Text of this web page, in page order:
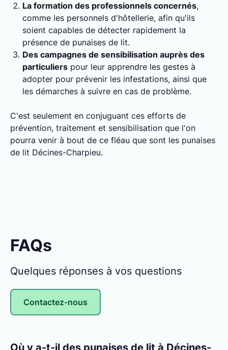
La formation des professionnels concernés,
comme les personnels d'hôtellerie, afin qu'ils
soient capables de détecter rapidement la
présence de punaises de lit.
Des campagnes de sensibilisation auprès des
particuliers pour leur apprendre les gestes à
adopter pour prévenir les infestations, ainsi que
les démarches à suivre en cas de problème.
C'est seulement en conjuguant ces efforts de
prévention, traitement et sensibilisation que l'on
pourra venir à bout de ce fléau que sont les punaises
de lit Décines-Charpieu.
FAQs
Quelques réponses à vos questions
Contactez-nous
Où y a-t-il des punaises de lit à Décines-